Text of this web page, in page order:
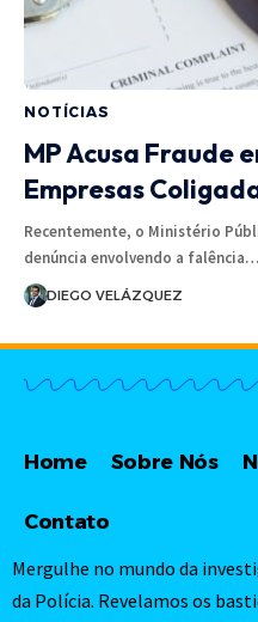
NOTÍCIAS
MP Acusa Fraude
Empresas
Recentemente, o Ministério
denúncia envolvendo a falência…
DIEGO VELÁZQUEZ
Home Sobre Nós
Contato
Mergulhe no mundo da
da Polícia. Revelamos os